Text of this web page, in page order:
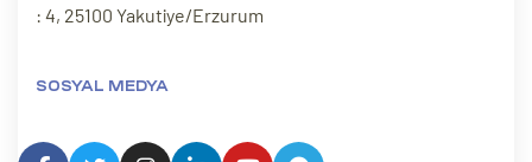
: 4, 25100 Yakutiye/Erzurum
SOSYAL MEDYA